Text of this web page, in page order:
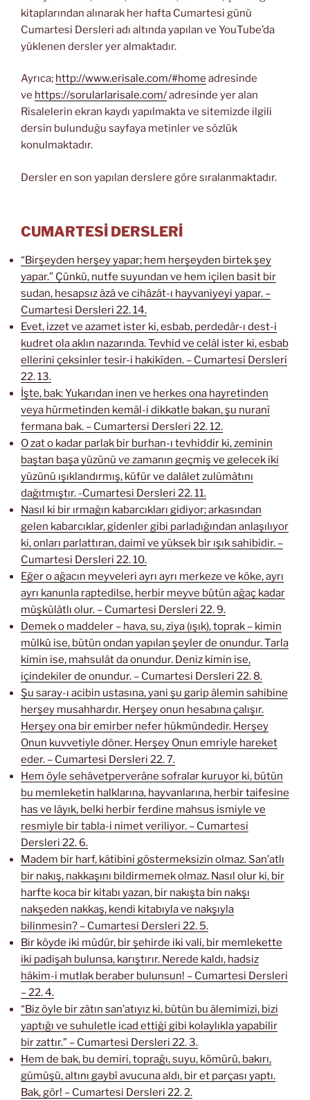
kitaplarından alınarak her hafta Cumartesi günü
Cumartesi Dersleri adı altında yapılan ve YouTube’da
yüklenen dersler yer almaktadır.
Ayrıca; http://www.erisale.com/#home adresinde
ve https://sorularlarisale.com/adresinde yer alan
Risalelerin ekran kaydı yapılmakta ve sitemizde ilgili
dersin bulunduğu sayfaya metinler ve sözlük
konulmaktadır.
Dersler en son yapılan derslere göre sıralanmaktadır.
CUMARTESİ DERSLERİ
“Birşeyden herşey yapar; hem herşeyden birtek şey
yapar.” Çünkü, nutfe suyundan ve hem içilen basit bir
sudan, hesapsız âzâ ve cihâzât-ı hayvaniyeyi yapar. –
Cumartesi Dersleri 22. 14.
Evet, izzet ve azamet ister ki, esbab, perdedâr-ı dest-i
kudret ola aklın nazarında. Tevhid ve celâl ister ki, esbab
ellerini çeksinler tesir-i hakikîden. – Cumartesi Dersleri
22. 13.
İşte, bak: Yukarıdan inen ve herkes ona hayretinden
veya hürmetinden kemâl-i dikkatle bakan, şu nuranî
fermana bak. – Cumartersi Dersleri 22. 12.
O zat o kadar parlak bir burhan-ı tevhiddir ki, zeminin
baştan başa yüzünü ve zamanın geçmiş ve gelecek iki
yüzünü ışıklandırmış, küfür ve dalâlet zulümâtını
dağıtmıştır. -Cumartesi Dersleri 22. 11.
Nasıl ki bir ırmağın kabarcıkları gidiyor; arkasından
gelen kabarcıklar, gidenler gibi parladığından anlaşılıyor
ki, onları parlattıran, daimî ve yüksek bir ışık sahibidir. –
Cumartesi Dersleri 22. 10.
Eğer o ağacın meyveleri ayrı ayrı merkeze ve köke, ayrı
ayrı kanunla raptedilse, herbir meyve bütün ağaç kadar
müşkülâtlı olur. – Cumartesi Dersleri 22. 9.
Demek o maddeler – hava, su, ziya (ışık), toprak – kimin
mülkü ise, bütün ondan yapılan şeyler de onundur. Tarla
kimin ise, mahsulât da onundur. Deniz kimin ise,
içindekiler de onundur. – Cumartesi Dersleri 22. 8.
Şu saray-ı acibin ustasına, yani şu garip âlemin sahibine
herşey musahhardır. Herşey onun hesabına çalışır.
Herşey ona bir emirber nefer hükmündedir. Herşey
Onun kuvvetiyle döner. Herşey Onun emriyle hareket
eder. – Cumartesi Dersleri 22. 7.
Hem öyle sehâvetperverâne sofralar kuruyor ki, bütün
bu memleketin halklarına, hayvanlarına, herbir taifesine
has ve lâyık, belki herbir ferdine mahsus ismiyle ve
resmiyle bir tabla-i nimet veriliyor. – Cumartesi
Dersleri 22. 6.
Madem bir harf, kâtibini göstermeksizin olmaz. San’atlı
bir nakış, nakkaşını bildirmemek olmaz. Nasıl olur ki, bir
harfte koca bir kitabı yazan, bir nakışta bin nakşı
nakşeden nakkaş, kendi kitabıyla ve nakşıyla
bilinmesin? – Cumartesi Dersleri 22. 5.
Bir köyde iki müdür, bir şehirde iki vali, bir memlekette
iki padişah bulunsa, karıştırır. Nerede kaldı, hadsiz
hâkim-i mutlak beraber bulunsun! – Cumartesi Dersleri
– 22. 4.
“Biz öyle bir zâtın san’atıyız ki, bütün bu âlemimizi, bizi
yaptığı ve suhuletle icad ettiği gibi kolaylıkla yapabilir
bir zattır.” – Cumartesi Dersleri 22. 3.
Hem de bak, bu demiri, toprağı, suyu, kömürü, bakırı,
gümüşü, altını gaybî avucuna aldı, bir et parçası yaptı.
Bak, gör! – Cumartesi Dersleri 22. 2.